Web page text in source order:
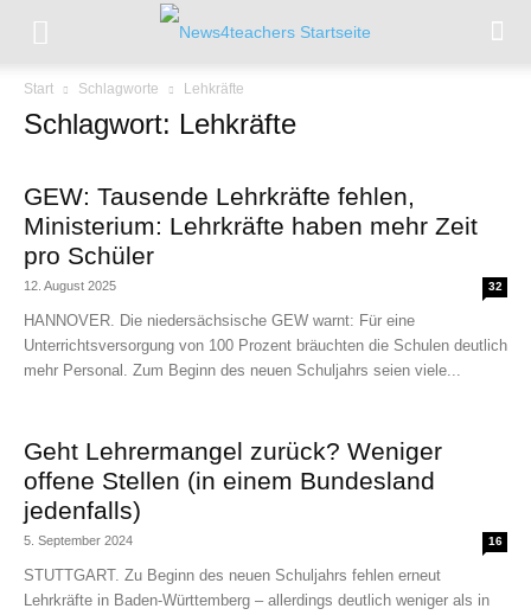
Start Schlagworte Lehkräfte
Schlagwort: Lehkräfte
GEW: Tausende Lehrkräfte fehlen,
Ministerium: Lehrkräfte haben mehr Zeit
pro Schüler
12. August 2025 32
HANNOVER. Die niedersächsische GEW warnt: Für eine
Unterrichtsversorgung von 100 Prozent bräuchten die Schulen deutlich
mehr Personal. Zum Beginn des neuen Schuljahrs seien viele...
Geht Lehrermangel zurück? Weniger
offene Stellen (in einem Bundesland
jedenfalls)
5. September 2024 16
STUTTGART. Zu Beginn des neuen Schuljahrs fehlen erneut
Lehrkräfte in Baden-Württemberg – allerdings deutlich weniger als in